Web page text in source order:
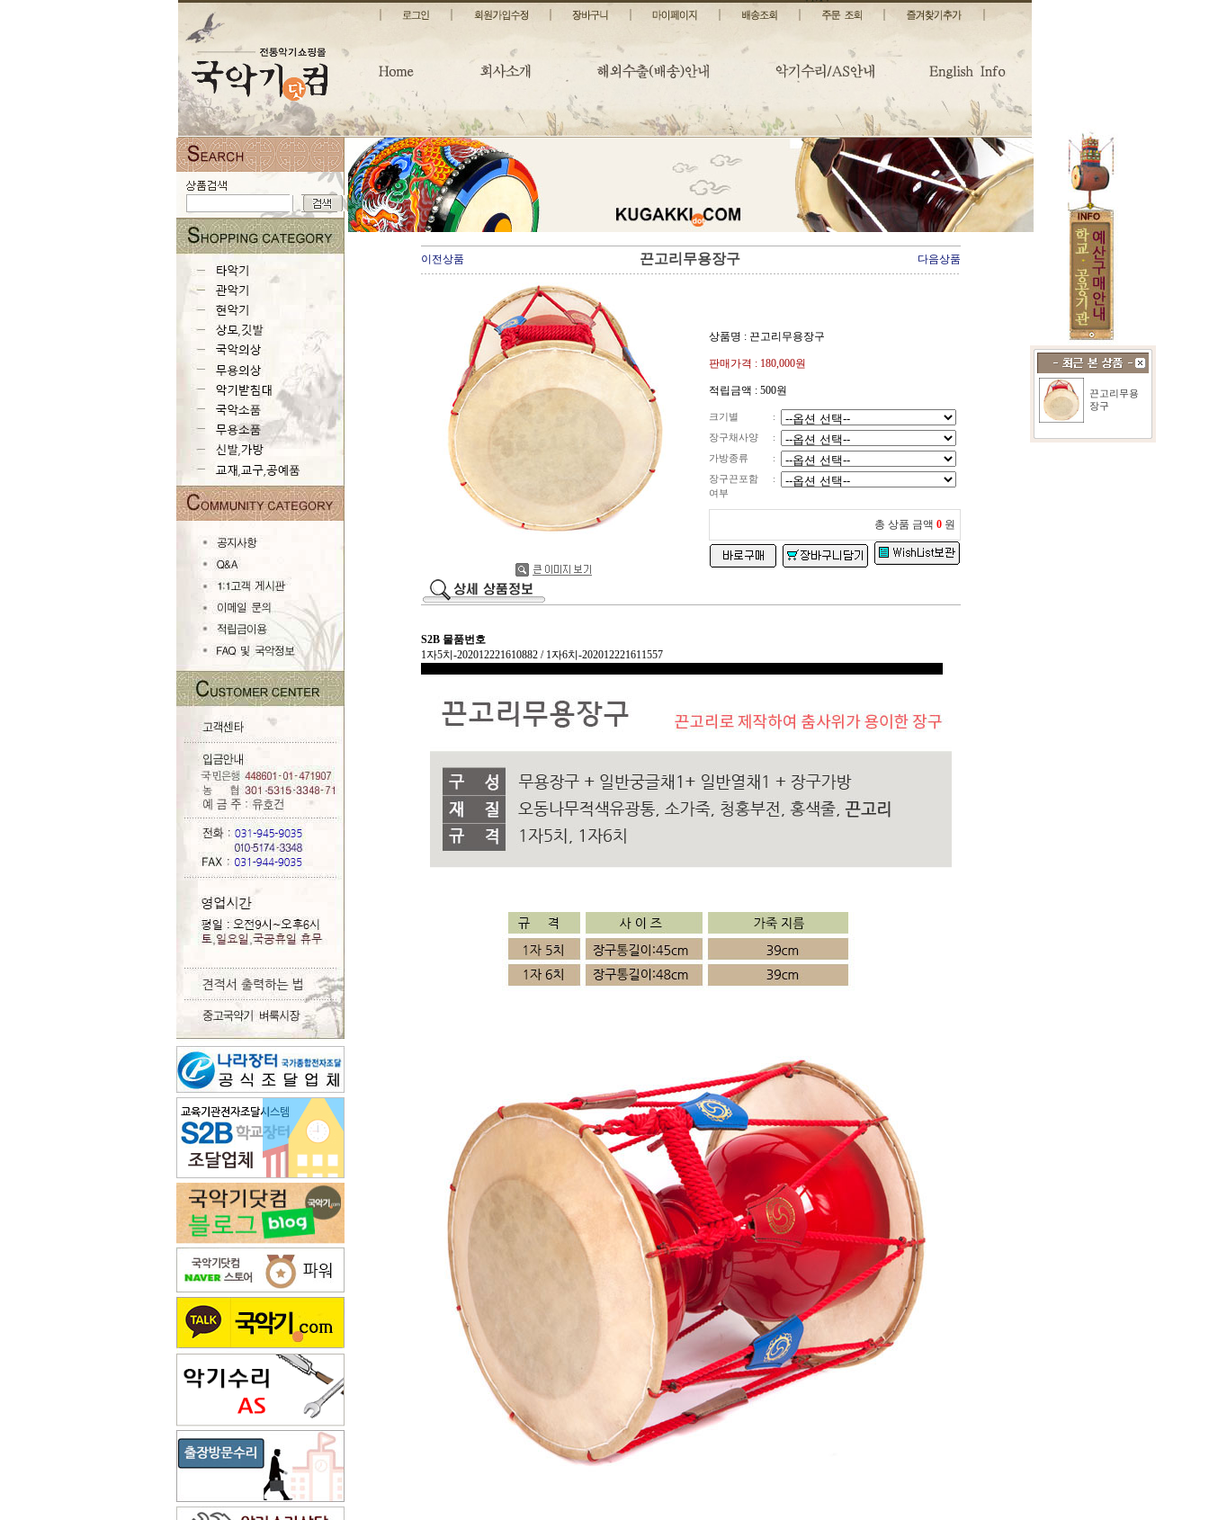
이전상품 끈고리무용장구 다음상품
상품명 : 끈고리무용장구
판매가격 : 180,000원
적립금액 : 500원
크기별
:
장구채사양
:
가방종류
:
장구끈포함
여부
:
총 상품 금액 0 원
S2B 물품번호
1자5치-202012221610882 / 1자6치-202012221611557
끈고리무용
장구